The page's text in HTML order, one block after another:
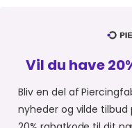
MER
Vil du have
Bliv en del af
nyheder og vilde tilbud